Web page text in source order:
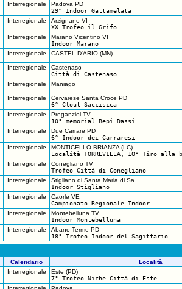
Interregionale
Padova PD
29° Indoor Gattamelata
Interregionale
Arzignano VI
XX Trofeo il Grifo
Interregionale
Marano Vicentino VI
Indoor Marano
Interregionale CASTEL D'ARIO (MN)
Interregionale
Castenaso
Città di Castenaso
Interregionale Maniago
Interregionale
Cervarese Santa Croce PD
6° Clout Saccisica
Interregionale
Preganziol TV
10° memorial Bepi Dassi
Interregionale
Due Carrare PD
6° Indoor dei Carraresi
Interregionale
MONTICELLO BRIANZA (LC)
Località TORREVILLA, 10° Tiro alla
Interregionale
Conegliano TV
Trofeo Città di Conegliano
Interregionale
Stigliano di Santa Maria di Sa
Indoor Stigliano
Interregionale
Caorle VE
Campionato Regionale Indoor
Interregionale
Montebelluna TV
Indoor Montebelluna
Interregionale
Abano Terme PD
18° Trofeo Indoor del Sagittario
Calendario
Località
Interregionale
Este (PD)
7° Trofeo Niche Città di Este